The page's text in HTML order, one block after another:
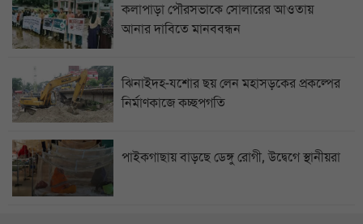
কলাপাড়া পৌরসভাকে সোলারের আওতায়
আনার দাবিতে মানববন্ধন
ঝিনাইদহ-যশোর ছয় লেন মহাসড়কের প্রকল্পের
নির্মাণকাজে কচ্ছপগতি
পাইকগাছায় বাড়ছে ডেঙ্গু রোগী, উদ্বেগে স্থানীয়রা